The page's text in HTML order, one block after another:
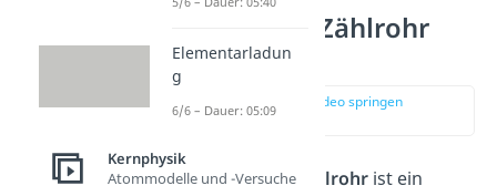
Geiger-Müller-Zählrohr
einfach erklärt
zur Stelle im Video springen
(00:09)
DasGeiger-Müller-Zählrohr ist ein
Elementarladun
g
6/6 – Dauer: 05:09
Kernphysik
Atommodelle und -Versuche